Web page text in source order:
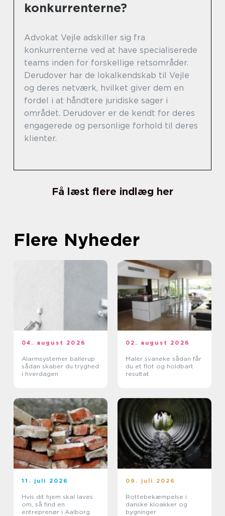
konkurrenterne?
Advokat Vejle adskiller sig fra
konkurrenterne ved at have specialiserede
teams inden for forskellige retsområder.
Derudover har de lokalkendskab til Vejle
og deres netværk, hvilket giver dem en
fordel i at håndtere juridiske sager i
området. Derudover er de kendt for deres
engagerede og personlige forhold til deres
klienter.
Få læst flere indlæg her
Flere Nyheder
04. august 2026
Alarmsystemer ballerup
sådan skaber du tryghed
i hverdagen
02. august 2026
Maler svaneke sådan får
du et flot og holdbart
resultat
11. juli 2026
Hvis dit hjem skal laves
om, så find en
entreprenør i Aalborg
09. juli 2026
Rottebekæmpelse i
danske kloakker og
bygninger